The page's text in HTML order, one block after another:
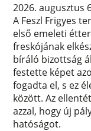
2026. augusztus
A Feszl Frigyes
első emeleti
freskójának
bíráló bizottság
festette képet
fogadta el, s ez
között. Az
azzal, hogy új
hatóságot.